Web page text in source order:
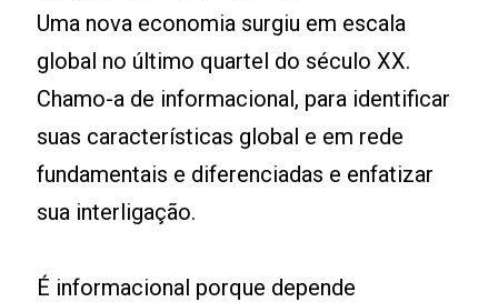
Uma nova economia surgiu em escala
global no último quartel do século XX.
Chamo-a de informacional, para identificar
suas características global e em rede
fundamentais e diferenciadas e enfatizar
sua interligação.
É informacional porque depende